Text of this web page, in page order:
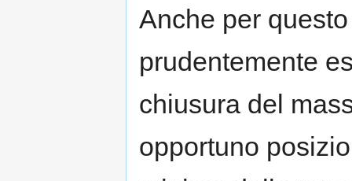
Anche per
prudentemente
chiusura del
opportuno